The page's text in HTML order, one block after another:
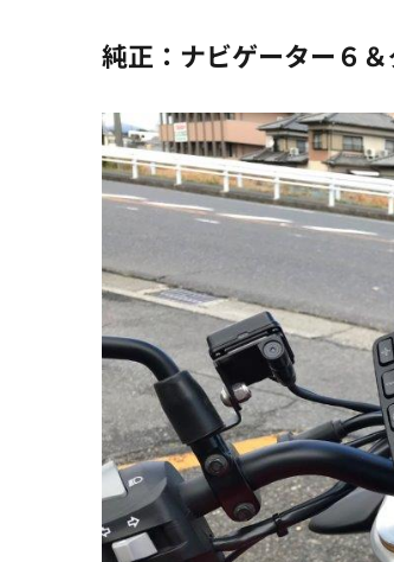
純正：ナビゲーター６